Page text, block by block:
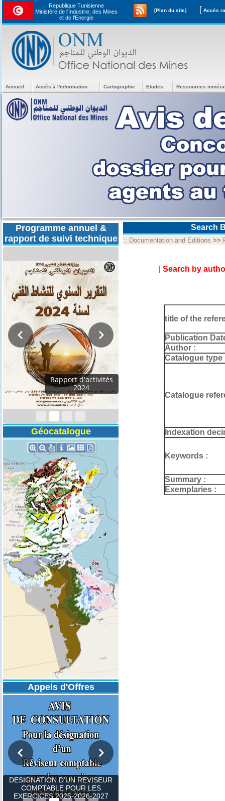
Republique Tunisienne
Ministère de l'Industrie, des Mines
et de l’Energie
[Plan du site] [
Accueil Accès à l'information Cartographie Etudes Ressources
Programme annuel &
rapport de suivi technique
Rapport d'activités
2024
Géocatalogue
Appels d'Offres
DESIGNATION D’UN REVISEUR
COMPTABLE POUR LES
EXERCICES 2025-2026-2027
Search
:: Documentation and Editions >>
[Search by
title of the
Publication
Author :
Catalogue type
Catalogue
Indexation
Keywords :
Summary :
Exemplaries :